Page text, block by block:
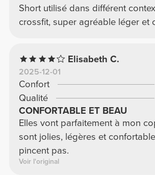
Short utilisé dans différent
crossfit, super agréable léger et
Elisabeth C.
2025-12-01
Confort
Qualité
CONFORTABLE ET BEAU
Elles vont parfaitement à mon
sont jolies, légères et
pincent pas.
Voir l'original